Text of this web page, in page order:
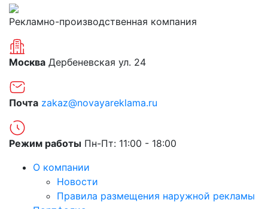
Рекламно-производственная компания
Москва Дербеневская ул. 24
Почта zakaz@novayareklama.ru
Режим работы Пн-Пт: 11:00 - 18:00
О компании
Новости
Правила размещения наружной рекламы